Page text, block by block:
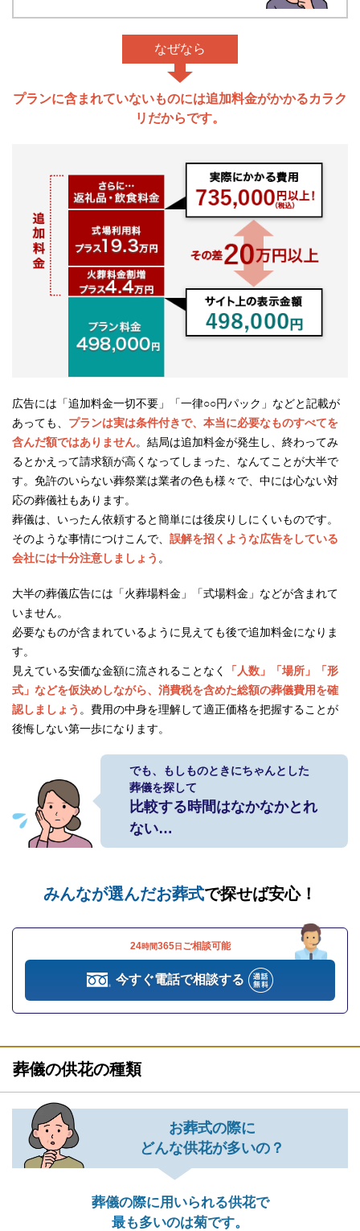
なぜなら
プランに含まれていないものには追加料金がかかるカラク
リだからです。
広告には「追加料金一切不要」「一律○○円パック」などと記載が
あっても、 プランは実は条件付きで、本当に必要なものすべてを
含んだ額ではありません。結局は追加料金が発生し、終わってみ
るとかえって請求額が高くなってしまった、なんてことが大半で
す。免許のいらない葬祭業は業者の色も様々で、中には心ない対
応の葬儀社もあります。
葬儀は、いったん依頼すると簡単には後戻りしにくいものです。
そのような事情につけこんで、 誤解を招くような広告をしている
会社には十分注意しましょう 。
大半の葬儀広告には「火葬場料金」「式場料金」などが含まれて
いません。
必要なものが含まれているように見えても後で追加料金になりま
す。
見えている安価な金額に流されることなく
「人数」「場所」「形
式」などを仮決めしながら、消費税を含めた総額の葬儀費用を確
認しましょう 。費用の中身を理解して適正価格を把握することが
後悔しない第一歩になります。
でも、もしものときにちゃんとした
葬儀を探して
比較する時間はなかなかとれ
ない…
みんなが選んだお葬式で探せば安心！
24時間365日 ご相談可能
今すぐ電話で相談する
葬儀の供花の種類
お葬式の際に
どんな供花が多いの？
葬儀の際に用いられる供花で
最も多いのは菊です。